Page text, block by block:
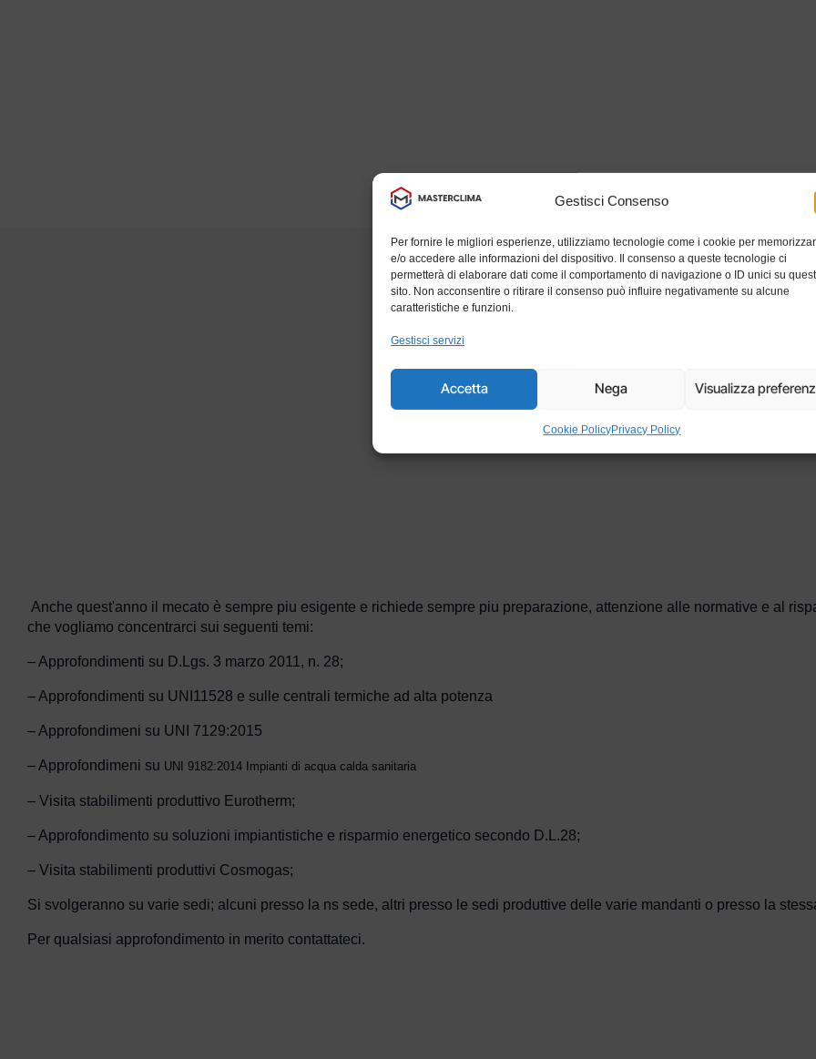
Gestisci Consenso
Per fornire le migliori esperienze, utilizziamo tecnologie come i cookie per
e/o accedere alle informazioni del dispositivo. Il consenso a queste tecnologie ci
permetterà di elaborare dati come il comportamento di navigazione o ID unici su
sito. Non acconsentire o ritirare il consenso può influire negativamente su alcune
caratteristiche e funzioni.
Gestisci servizi
Accetta Nega Visualizza
Cookie PolicyPrivacy Policy
Anche quest'anno il mecato è sempre piu esigente e richiede sempre piu preparazione, attenzione alle normative e al
che vogliamo concentrarci sui seguenti temi:
– Approfondimenti su D.Lgs. 3 marzo 2011, n. 28;
– Approfondimenti su UNI11528 e sulle centrali termiche ad alta potenza
– Approfondimeni su UNI 7129:2015
– Approfondimeni su UNI 9182:2014 Impianti di acqua calda sanitaria
– Visita stabilimenti produttivo Eurotherm;
– Approfondimento su soluzioni impiantistiche e risparmio energetico secondo D.L.28;
– Visita stabilimenti produttivi Cosmogas;
Si svolgeranno su varie sedi; alcuni presso la ns sede, altri presso le sedi produttive delle varie mandanti o presso la
Per qualsiasi approfondimento in merito contattateci.